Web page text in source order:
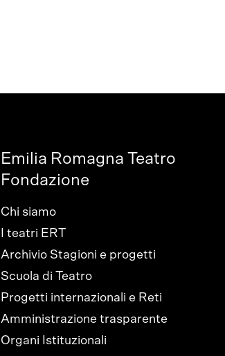
Emilia Romagna Teatro
Fondazione
Chi siamo
I teatri ERT
Archivio Stagioni e progetti
Scuola di Teatro
Progetti internazionali e Reti
Amministrazione trasparente
Organi Istituzionali